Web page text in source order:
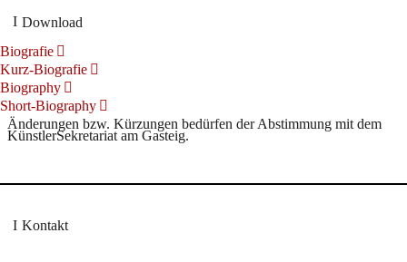
Download
Biografie
Kurz-Biografie
Biography
Short-Biography
Änderungen bzw. Kürzungen bedürfen der Abstimmung mit dem
KünstlerSekretariat am Gasteig.
Kontakt